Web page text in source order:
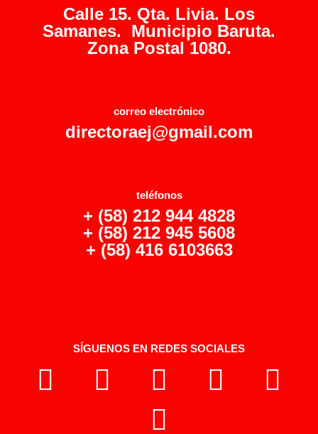
Calle 15. Qta. Livia. Los
Samanes. Municipio Baruta.
Zona Postal 1080.
correo electrónico
directoraej@gmail.com
teléfonos
+ (58) 212 944 4828
+ (58) 212 945 5608
+ (58) 416 6103663
SÍGUENOS EN REDES SOCIALES
F
T
I
n
L
Y
T
i